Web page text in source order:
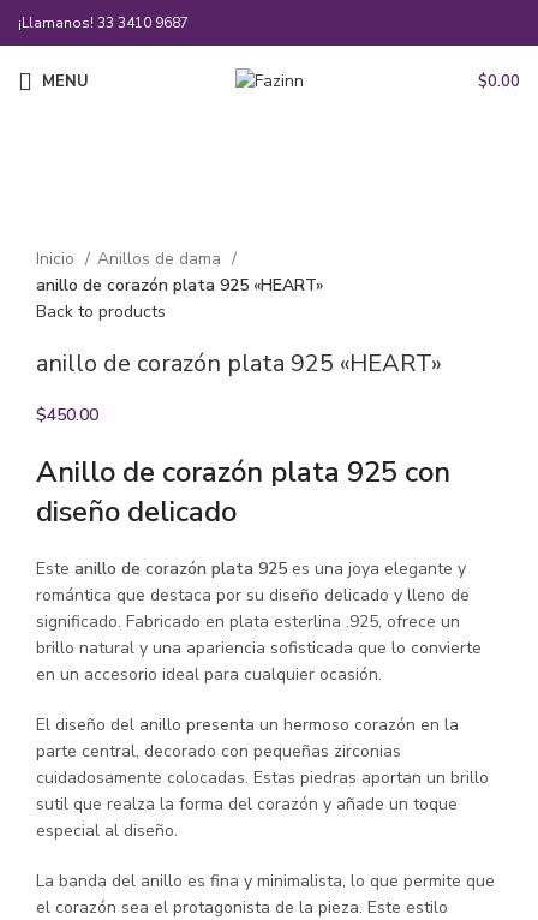
¡Llamanos! 33 3410 9687
MENU $0.00
Inicio
Anillos de dama
anillo de corazón plata 925 «HEART»
Back to products
anillo de corazón plata 925 «HEART»
$450.00
Anillo de corazón plata 925 con
diseño delicado
Este anillo de corazón plata 925 es una joya elegante y
romántica que destaca por su diseño delicado y lleno de
significado. Fabricado en plata esterlina .925, ofrece un
brillo natural y una apariencia sofisticada que lo convierte
en un accesorio ideal para cualquier ocasión.
El diseño del anillo presenta un hermoso corazón en la
parte central, decorado con pequeñas zirconias
cuidadosamente colocadas. Estas piedras aportan un brillo
sutil que realza la forma del corazón y añade un toque
especial al diseño.
La banda del anillo es fina y minimalista, lo que permite que
el corazón sea el protagonista de la pieza. Este estilo